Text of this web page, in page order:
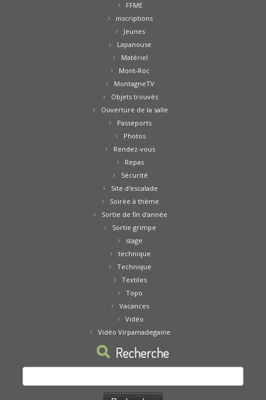
FFME
inscriptions
Jeunes
Lapanouse
Matériel
Mont-Roc
MontagneTV
Objets trouvés
Ouverture de la salle
Passeports
Photos
Rendez-vous
Repas
Sécurité
Site d'escalade
Soirée à thème
Sortie de fin d'année
Sortie grimpe
stage
technique
Technique
Textiles
Topo
Vacances
Vidéo
Vidéo Virpamadegaine
Recherche